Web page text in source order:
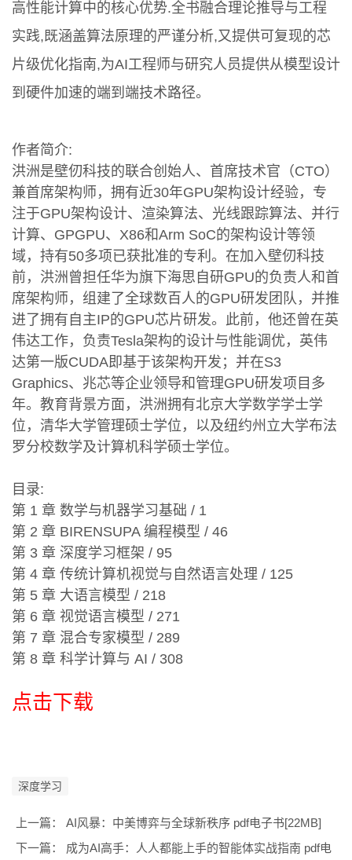
高性能计算中的核心优势.全书融合理论推导与工程
实践,既涵盖算法原理的严谨分析,又提供可复现的芯
片级优化指南,为AI工程师与研究人员提供从模型设计
到硬件加速的端到端技术路径。
作者简介:
洪洲是壁仞科技的联合创始人、首席技术官（CTO）
兼首席架构师，拥有近30年GPU架构设计经验，专
注于GPU架构设计、渲染算法、光线跟踪算法、并行
计算、GPGPU、X86和Arm SoC的架构设计等领
域，持有50多项已获批准的专利。在加入壁仞科技
前，洪洲曾担任华为旗下海思自研GPU的负责人和首
席架构师，组建了全球数百人的GPU研发团队，并推
进了拥有自主IP的GPU芯片研发。此前，他还曾在英
伟达工作，负责Tesla架构的设计与性能调优，英伟
达第一版CUDA即基于该架构开发；并在S3
Graphics、兆芯等企业领导和管理GPU研发项目多
年。教育背景方面，洪洲拥有北京大学数学学士学
位，清华大学管理硕士学位，以及纽约州立大学布法
罗分校数学及计算机科学硕士学位。
目录:
第 1 章 数学与机器学习基础 / 1
第 2 章 BIRENSUPA 编程模型 / 46
第 3 章 深度学习框架 / 95
第 4 章 传统计算机视觉与自然语言处理 / 125
第 5 章 大语言模型 / 218
第 6 章 视觉语言模型 / 271
第 7 章 混合专家模型 / 289
第 8 章 科学计算与 AI / 308
点击下载
深度学习
上一篇： AI风暴：中美博弈与全球新秩序 pdf电子书[22MB]
下一篇： 成为AI高手：人人都能上手的智能体实战指南 pdf电